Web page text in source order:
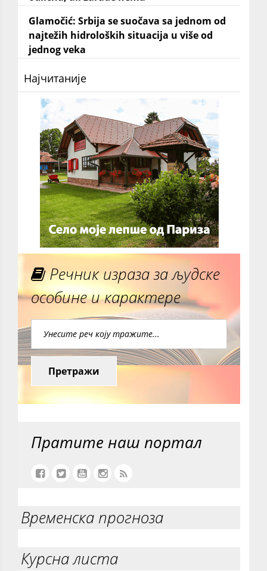
Glamočić: Srbija se suočava sa jednom od
najtežih hidroloških situacija u više od
jednog veka
Најчитаније
Речник израза за људске
особине и карактере
Претражи
Пратите наш портал
Временска прогноза
Курсна листа